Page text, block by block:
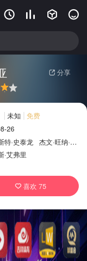
   
 分享
未知
免费
26
特·史泰龙
杰文·旺纳·沃尔顿
·艾弗里
 喜欢75
广告